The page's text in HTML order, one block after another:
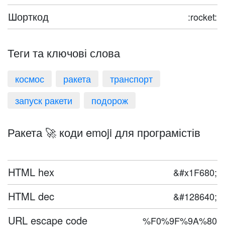
Шорткод :rocket:
Теги та ключові слова
космос ракета
транспорт
запуск ракети
подорож
Ракета 🚀 коди emoji для програмістів
HTML hex &#x1F680;
HTML dec &#128640;
URL escape code %F0%9F%9A%80